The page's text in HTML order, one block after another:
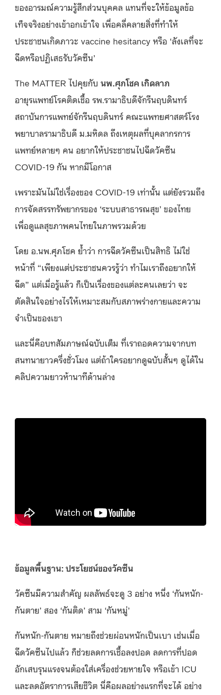
ของอารมณ์ความรู้สึกส่วนบุคคล แทนที่จะให้ข้อมูลข้อ
เท็จจริงอย่างเข้าอกเข้าใจ เพื่อคลี่คลายสิ่งที่ทำให้
ประชาชนเกิดภาวะ vaccine hesitancy หรือ ‘ลังเลที่จะ
ฉีดหรือปฏิเสธรับวัคซีน’
The MATTER ไปคุยกับ นพ.ศุภโชค เกิดลาภ
อายุรแพทย์โรคติดเชื้อ รพ.รามาธิบดีจักรีนฤบดินทร์
สถาบันการแพทย์จักรีนฤบดินทร์ คณะแพทยศาสตร์โรง
พยาบาลรามาธิบดี ม.มหิดล ถึงเหตุผลที่บุคลากรการ
แพทย์หลายๆ คน อยากให้ประชาชนไปฉีดวัคซีน
COVID-19 กัน หากมีโอกาส
เพราะมันไม่ใช่เรื่องของ COVID-19 เท่านั้น แต่ยังรวมถึง
การจัดสรรทรัพยากรของ ‘ระบบสาธารณสุข’ ของไทย
เพื่อดูแลสุขภาพคนไทยในภาพรวมด้วย
โดย อ.นพ.ศุภโชค ย้ำว่า การฉีดวัคซีนเป็นสิทธิ ไม่ใช่
หน้าที่ “เพียงแต่ประชาชนควรรู้ว่า ทำไมเราถึงอยากให้
ฉีด” แต่เมื่อรู้แล้ว ก็เป็นเรื่องของแต่ละคนเลยว่า จะ
ตัดสินใจอย่างไรให้เหมาะสมกับสภาพร่างกายและความ
จำเป็นของเขา
และนี่คือบทสัมภาษณ์ฉบับเต็ม ที่เราถอดความจากบท
สนทนายาวครึ่งชั่วโมง แต่ถ้าใครอยากดูฉบับสั้นๆ ดูได้ใน
คลิปความยาวห้านาทีด้านล่าง
ข้อมูลพื้นฐาน: ประโยชน์ของวัคซีน
วัคซีนมีความสำคัญ ผลลัพธ์จะดู 3 อย่าง หนึ่ง ‘กันหนัก-
กันตาย’ สอง ‘กันติด’ สาม ‘กันหมู่’
กันหนัก-กันตาย หมายถึงช่วยผ่อนหนักเป็นเบา เช่นเมื่อ
ฉีดวัคซีนไปแล้ว ก็ช่วยลดการเชื้อลงปอด ลดการที่ปอด
อักเสบรุนแรงจนต้องใส่เครื่องช่วยหายใจ หรือเข้า ICU
และลดอัตราการเสียชีวิต นี่คือผลอย่างแรกที่จะได้ อย่าง